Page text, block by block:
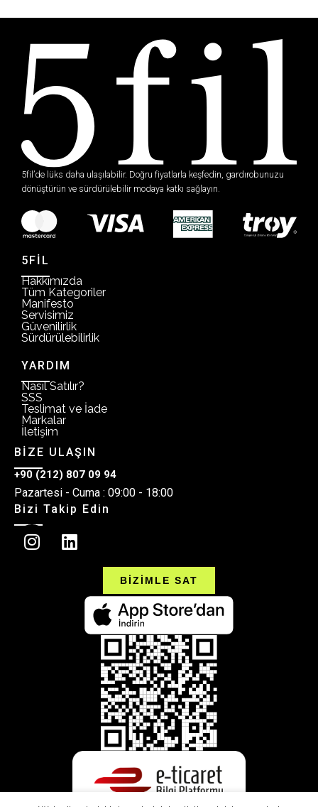
5fil’de lüks daha ulaşılabilir. Doğru fiyatlarla keşfedin, gardırobunuzu
dönüştürün ve sürdürülebilir modaya katkı sağlayın.
5FİL
Hakkımızda
Tüm Kategoriler
Manifesto
Servisimiz
Güvenilirlik
Sürdürülebilirlik
YARDIM
Nasıl Satılır?
SSS
Teslimat ve İade
Markalar
İletişim
BİZE ULAŞIN
+90 (212) 807 09 94
Pazartesi - Cuma : 09:00 - 18:00
Bizi Takip Edin
BİZİMLE SAT